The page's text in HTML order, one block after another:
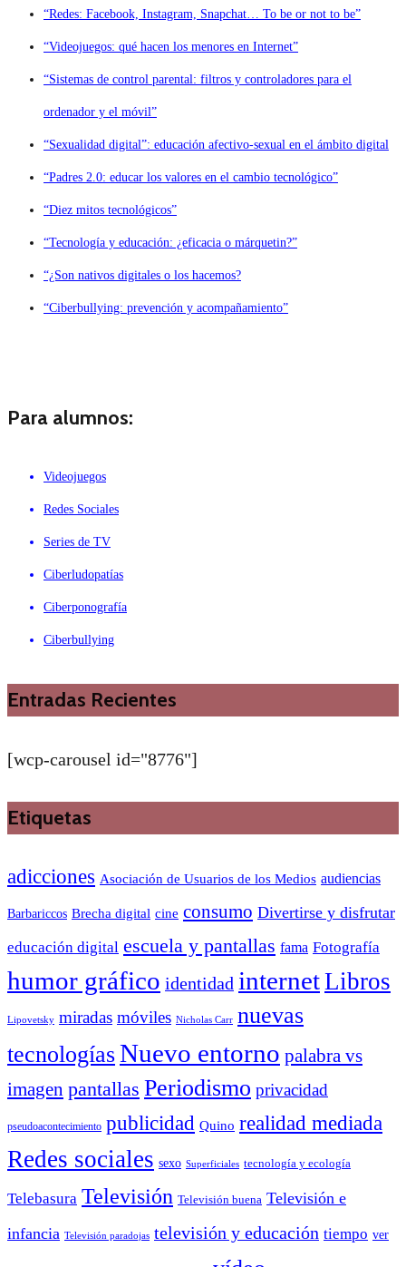
“Redes: Facebook, Instagram, Snapchat… To be or not to be”
“Videojuegos: qué hacen los menores en Internet”
“Sistemas de control parental: filtros y controladores para el
ordenador y el móvil”
“Sexualidad digital”: educación afectivo-sexual en el ámbito digital
“Padres 2.0: educar los valores en el cambio tecnológico”
“Diez mitos tecnológicos”
“Tecnología y educación: ¿eficacia o márquetin?”
“¿Son nativos digitales o los hacemos?
“Ciberbullying: prevención y acompañamiento”
Para alumnos:
Videojuegos
Redes Sociales
Series de TV
Ciberludopatías
Ciberponografía
Ciberbullying
Entradas Recientes
[wcp-carousel id="8776"]
Etiquetas
adicciones Asociación de Usuarios de los Medios audiencias
Barbariccos Brecha digital cine consumo Divertirse y disfrutar
educación digital escuela y pantallas fama Fotografía
humor gráfico identidad internetLibros
Lipovetsky miradas móviles Nicholas Carr nuevas
tecnologíasNuevo entorno palabra vs
imagen pantallas Periodismo privacidad
pseudoacontecimiento publicidad Quino realidad mediada
Redes sociales sexo Superficiales tecnología y ecología
Telebasura Televisión Televisión buena Televisión e
infancia Televisión paradojas televisión y educación tiempo ver